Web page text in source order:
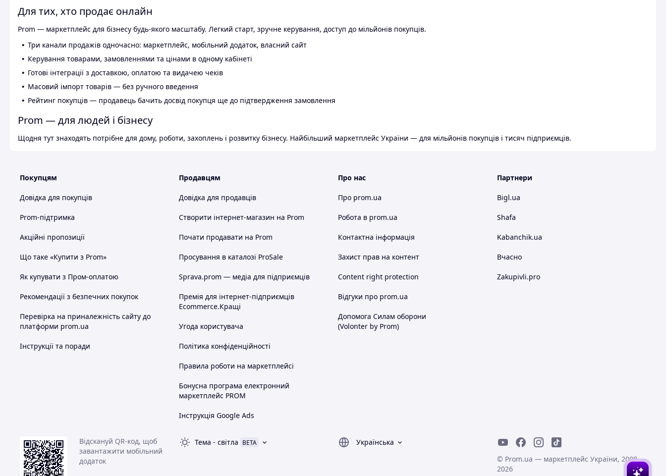
Для тих, хто продає онлайн
Prom — маркетплейс для бізнесу будь-якого масштабу. Легкий старт, зручне керування, доступ до мільйонів покупців.
Три канали продажів одночасно: маркетплейс, мобільний додаток, власний сайт
Керування товарами, замовленнями та цінами в одному кабінеті
Готові інтеграції з доставкою, оплатою та видачею чеків
Масовий імпорт товарів — без ручного введення
Рейтинг покупців — продавець бачить досвід покупця ще до підтвердження замовлення
Prom — для людей і бізнесу
Щодня тут знаходять потрібне для дому, роботи, захоплень і розвитку бізнесу. Найбільший маркетплейс України — для мільйонів покупців і тисяч підприємців.
Покупцям
Довідка для покупців
Prom-підтримка
Акційні пропозиції
Що таке «Купити з Prom»
Як купувати з Пром-оплатою
Рекомендації з безпечних покупок
Перевірка на приналежність сайту до
платформи prom.ua
Інструкції та поради
Продавцям
Довідка для продавців
Створити інтернет-магазин на Prom
Почати продавати на Prom
Просування в каталозі ProSale
Sprava.prom — медіа для підприємців
Премія для інтернет-підприємців
Ecommerce.Кращі
Угода користувача
Політика конфіденційності
Правила роботи на маркетплейсі
Бонусна програма електронний
маркетплейс PROM
Інструкція Google Ads
Про нас
Про prom.ua
Робота в prom.ua
Контактна інформація
Захист прав на контент
Content right protection
Відгуки про prom.ua
Допомога Силам оборони
(Volonter by Prom)
Партнери
Bigl.ua
Shafa
Kabanchik.ua
Вчасно
Zakupivli.pro
Відскануй QR-код, щоб
завантажити мобільний
додаток
Тема - світла BETA
Українська
© Prom.ua — маркетплейс України, 2008-
2026